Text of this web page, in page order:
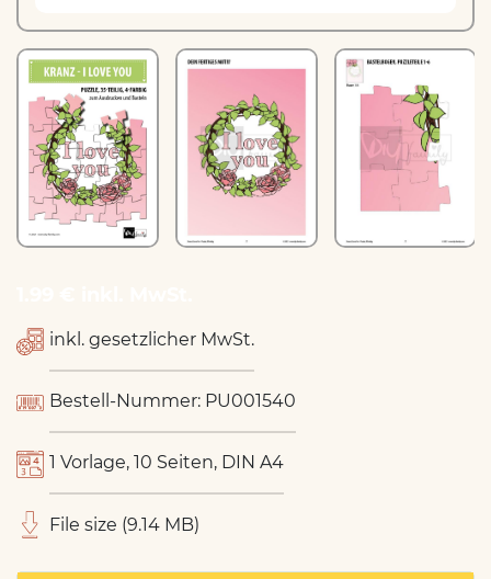
inkl. gesetzlicher MwSt.
Bestell-Nummer: PU001540
1 Vorlage, 10 Seiten, DIN A4
File size (9.14 MB)